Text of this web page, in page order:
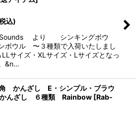
込)
Sounds より シンキングボウ
ボウル 〜３種類で入荷いたしまし
サイズ・XLサイズ・Lサイズとなっ
&n…
かんざし E・シンプル・ブラウ
かんざし ６種類 Rainbow [Rab-